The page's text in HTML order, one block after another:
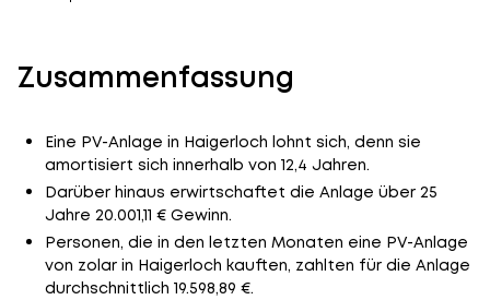
Zusammenfassung
Eine PV-Anlage in Haigerloch lohnt sich, denn sie
amortisiert sich innerhalb von 12,4 Jahren.
Darüber hinaus erwirtschaftet die Anlage über 25
Jahre 20.001,11 € Gewinn.
Personen, die in den letzten Monaten eine PV-Anlage
von zolar in Haigerloch kauften, zahlten für die Anlage
durchschnittlich 19.598,89 €.